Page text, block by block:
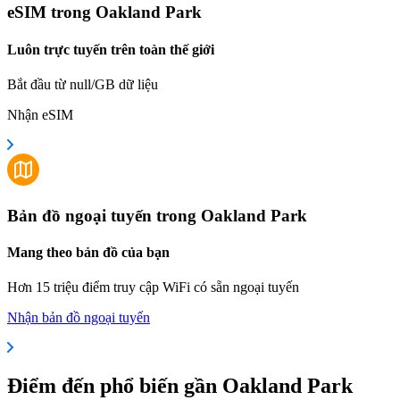
eSIM trong Oakland Park
Luôn trực tuyến trên toàn thế giới
Bắt đầu từ null/GB dữ liệu
Nhận eSIM
Bản đồ ngoại tuyến trong Oakland Park
Mang theo bản đồ của bạn
Hơn 15 triệu điểm truy cập WiFi có sẵn ngoại tuyến
Nhận bản đồ ngoại tuyến
Điểm đến phổ biến gần Oakland Park